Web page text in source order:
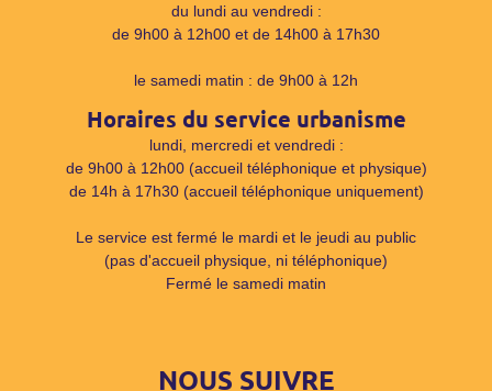
du lundi au vendredi :
de 9h00 à 12h00 et de 14h00 à 17h30
le samedi matin : de 9h00 à 12h
Horaires du service urbanisme
lundi, mercredi et vendredi :
de 9h00 à 12h00 (accueil téléphonique et physique)
de 14h à 17h30 (accueil téléphonique uniquement)
Le service est fermé le mardi et le jeudi au public
(pas d'accueil physique, ni téléphonique)
Fermé le samedi matin
NOUS SUIVRE